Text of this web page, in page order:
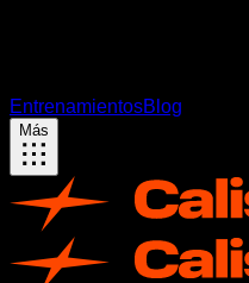
EntrenamientosBlog
Más